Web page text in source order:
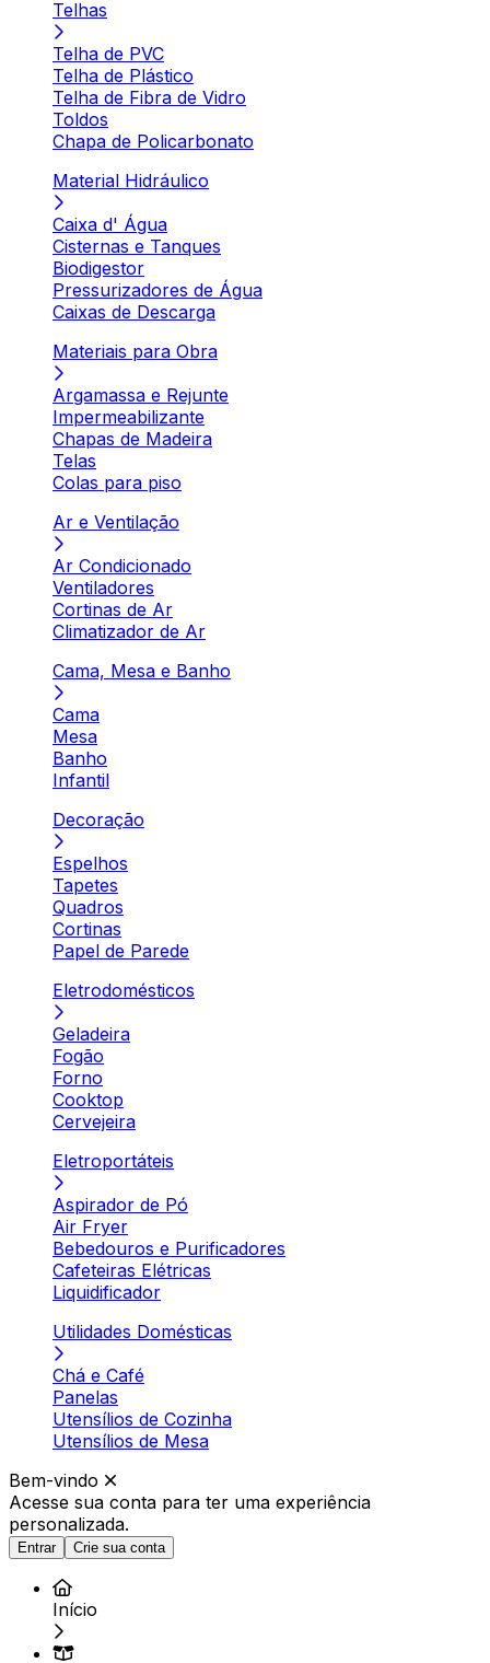
Telhas
Telha de PVC
Telha de Plástico
Telha de Fibra de Vidro
Toldos
Chapa de Policarbonato
Material Hidráulico
Caixa d' Água
Cisternas e Tanques
Biodigestor
Pressurizadores de Água
Caixas de Descarga
Materiais para Obra
Argamassa e Rejunte
Impermeabilizante
Chapas de Madeira
Telas
Colas para piso
Ar e Ventilação
Ar Condicionado
Ventiladores
Cortinas de Ar
Climatizador de Ar
Cama, Mesa e Banho
Cama
Mesa
Banho
Infantil
Decoração
Espelhos
Tapetes
Quadros
Cortinas
Papel de Parede
Eletrodomésticos
Geladeira
Fogão
Forno
Cooktop
Cervejeira
Eletroportáteis
Aspirador de Pó
Air Fryer
Bebedouros e Purificadores
Cafeteiras Elétricas
Liquidificador
Utilidades Domésticas
Chá e Café
Panelas
Utensílios de Cozinha
Utensílios de Mesa
Bem-vindo
Acesse sua conta para ter uma experiência
personalizada.
Entrar Crie sua conta
Início